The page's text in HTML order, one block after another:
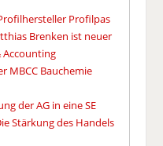
Profilpas
Brenken ist neuer
Accounting
MBCC Bauchemie
der AG in eine SE
Stärkung des Handels